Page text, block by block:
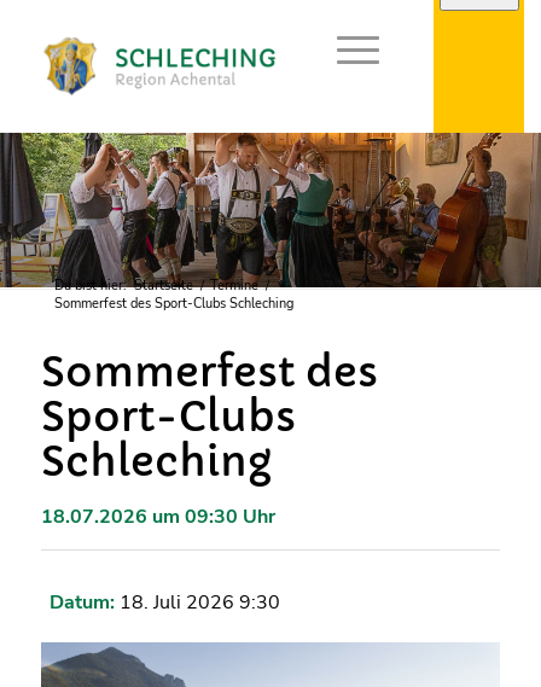
Du bist hier: Startseite / Termine /
Sommerfest des Sport-Clubs Schleching
Sommerfest des
Sport-Clubs
Schleching
18.07.2026 um 09:30 Uhr
Datum: 18. Juli 2026 9:30